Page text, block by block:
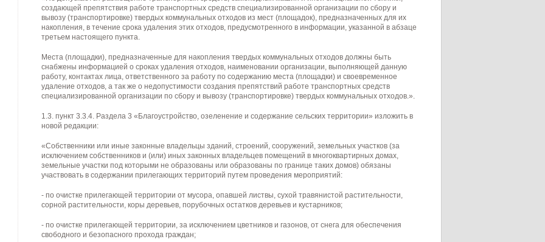
создающей препятствия работе транспортных средств специализированной организации по сбору и
вывозу (транспортировке) твердых коммунальных отходов из мест (площадок), предназначенных для их
накопления, в течение срока удаления этих отходов, предусмотренного в информации, указанной в абзаце
третьем настоящего пункта.
Места (площадки), предназначенные для накопления твердых коммунальных отходов должны быть
снабжены информацией о сроках удаления отходов, наименовании организации, выполняющей данную
работу, контактах лица, ответственного за работу по содержанию места (площадки) и своевременное
удаление отходов, а так же о недопустимости создания препятствий работе транспортных средств
специализированной организации по сбору и вывозу (транспортировке) твердых коммунальных отходов.».
1.3. пункт 3.3.4. Раздела 3 «Благоустройство, озеленение и содержание сельских территории» изложить в
новой редакции:
«Собственники или иные законные владельцы зданий, строений, сооружений, земельных участков (за
исключением собственников и (или) иных законных владельцев помещений в многоквартирных домах,
земельные участки под которыми не образованы или образованы по границе таких домов) обязаны
участвовать в содержании прилегающих территорий путем проведения мероприятий:
- по очистке прилегающей территории от мусора, опавшей листвы, сухой травянистой растительности,
сорной растительности, коры деревьев, порубочных остатков деревьев и кустарников;
- по очистке прилегающей территории, за исключением цветников и газонов, от снега для обеспечения
свободного и безопасного прохода граждан;